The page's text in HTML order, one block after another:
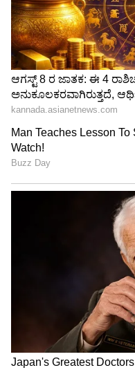
3
5
ಫೆಬ್ರವರಿ 11, 2023
ನ್ಯೂಜಿಲೆಂಡ್ ವಿರುದ್ಧ
ರನ್ ಗಳಿಸಿದರು.